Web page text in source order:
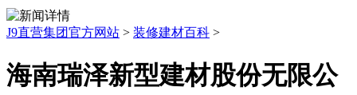
J9直营集团官方网站 > 装修建材百科 >
海南瑞泽新型建材股份无限公